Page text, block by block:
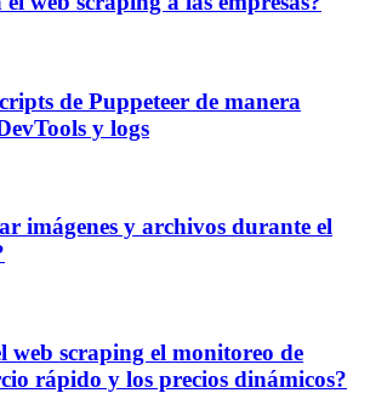
de Puppeteer de manera
y logs
imágenes y archivos durante el
web scraping el monitoreo de
rápido y los precios dinámicos?